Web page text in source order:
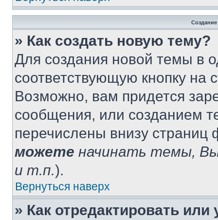
» Как создать новую тему?
Для создания новой темы в
соответствующую кнопку
Возможно, вам придется
сообщения, или созданием
перечислены внизу
можете начинать темы,
и т.п.).
Вернуться наверх
» Как отредактировать